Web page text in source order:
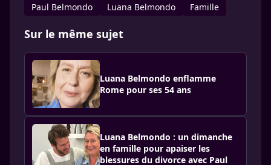
Paul Belmondo
Luana Belmondo Famille
Sur le même sujet
Luana Belmondo enflamme
Rome pour ses 54 ans
Luana Belmondo : un dimanche
en famille pour apaiser les
blessures du divorce avec Paul